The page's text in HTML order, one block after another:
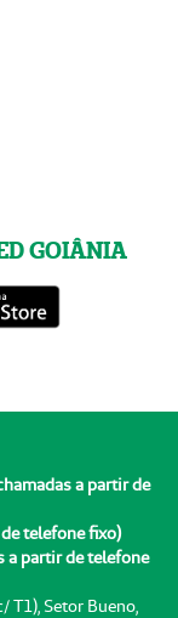
GOIÂNIA
a partir de
telefone fixo)
a partir de telefone
T1), Setor Bueno,